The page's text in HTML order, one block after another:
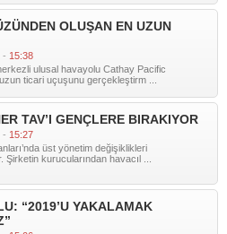
OLUŞAN EN UZUN
- 15:38
ulusal havayolu Cathay Pacific
ticari uçuşunu gerçekleştirm ...
TAV’I GENÇLERE BIRAKIYOR
- 15:27
üst yönetim değişiklikleri
Şirketin kurucularından havacıl ...
“2019’U YAKALAMAK